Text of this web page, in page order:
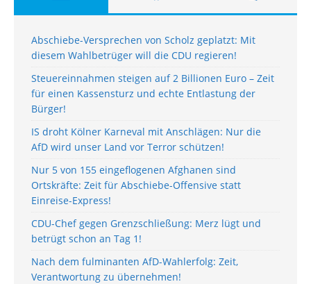
Abschiebe-Versprechen von Scholz geplatzt: Mit
diesem Wahlbetrüger will die CDU regieren!
Steuereinnahmen steigen auf 2 Billionen Euro – Zeit
für einen Kassensturz und echte Entlastung der
Bürger!
IS droht Kölner Karneval mit Anschlägen: Nur die
AfD wird unser Land vor Terror schützen!
Nur 5 von 155 eingeflogenen Afghanen sind
Ortskräfte: Zeit für Abschiebe-Offensive statt
Einreise-Express!
CDU-Chef gegen Grenzschließung: Merz lügt und
betrügt schon an Tag 1!
Nach dem fulminanten AfD-Wahlerfolg: Zeit,
Verantwortung zu übernehmen!